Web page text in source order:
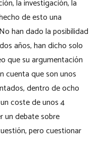
la investigación, la
de esto una
han dado la posibilidad
años, han dicho solo
que su argumentación
cuenta que son unos
dentro de ocho
coste de unos 4
un debate sobre
pero cuestionar